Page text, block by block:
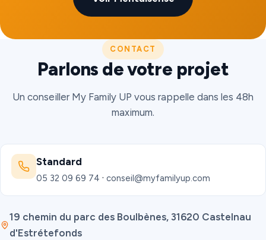
CONTACT
Parlons de votre projet
Un conseiller My Family UP vous rappelle dans les 48h
maximum.
Standard
05 32 09 69 74 · conseil@myfamilyup.com
19 chemin du parc des Boulbènes, 31620 Castelnau
d'Estrétefonds